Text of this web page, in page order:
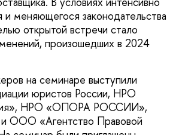
и меняющегося законодательства
открытой встречи стало
произошедших в 2024
на семинаре выступили
юристов России, НРО
НРО «ОПОРА РОССИИ»,
«Агентство Правовой